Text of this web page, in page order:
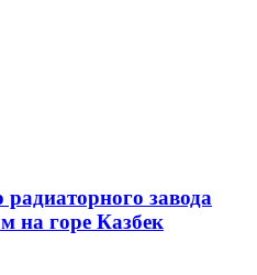
завода
на горе Казбек